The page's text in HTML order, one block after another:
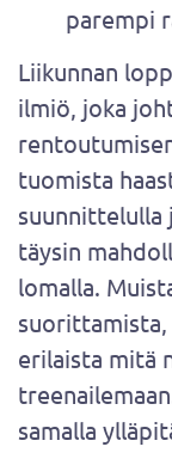
parempi
Liikunnan
ilmiö, joka
tuomista
suunnittelulla
täysin
lomalla.
suorittamista,
erilaista mitä
samalla